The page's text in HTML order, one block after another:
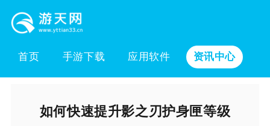
首页 手游下载 应用软件 资讯中心
如何快速提升影之刃护身匣等级